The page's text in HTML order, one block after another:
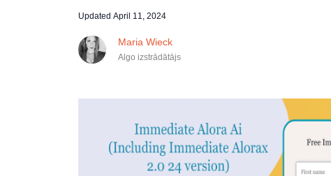
Updated April 11, 2024
Maria Wieck
Algo izstrādātājs